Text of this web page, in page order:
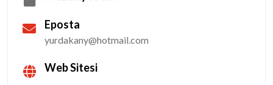
Eposta
yurdakany@hotmail.com
Web Sitesi